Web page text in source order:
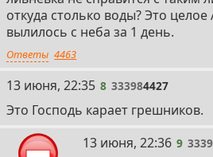
откуда столько воды? Это
вылилось с неба за 1 день.
Ответы 4463
8
13 июня, 22:35 8 333984427
Это Господь карает грешников.
9
13 июня, 22:36 9